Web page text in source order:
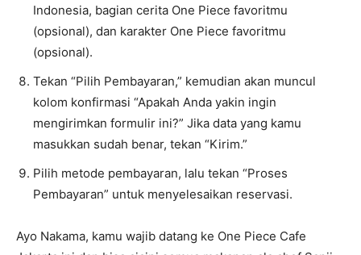
Indonesia, bagian cerita One Piece favoritmu
(opsional), dan karakter One Piece favoritmu
(opsional).
Tekan “Pilih Pembayaran,” kemudian akan muncul
kolom konfirmasi “Apakah Anda yakin ingin
mengirimkan formulir ini?” Jika data yang kamu
masukkan sudah benar, tekan “Kirim.”
Pilih metode pembayaran, lalu tekan “Proses
Pembayaran” untuk menyelesaikan reservasi.
Ayo Nakama, kamu wajib datang ke One Piece Cafe